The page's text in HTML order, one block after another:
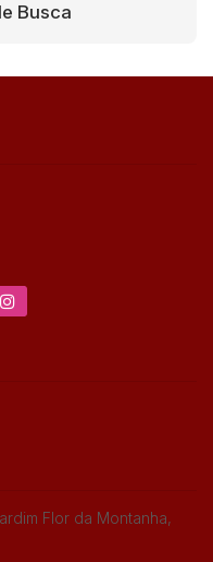
Busca
Flor da Montanha,